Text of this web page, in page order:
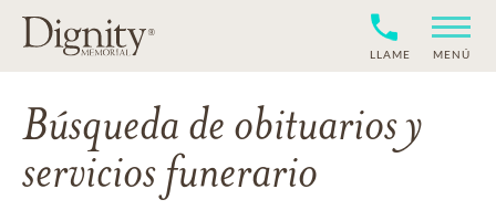
LLAME MENÚ
Búsqueda de obituarios y
servicios funerario